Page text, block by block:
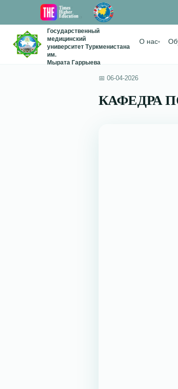
Государственный
медицинский
университет Туркменистана
им.
Мырата Гаррыева
О нас▾
📅 06-04-2026
КАФЕДРА